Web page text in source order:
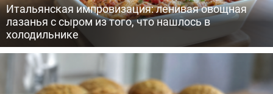
Итальянская импровизация: ленивая овощная
лазанья с сыром из того, что нашлось в
холодильнике